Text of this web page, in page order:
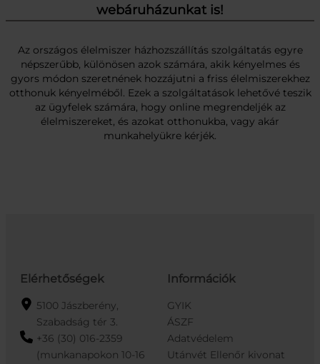
webáruházunkat is!
Az országos élelmiszer házhozszállítás szolgáltatás egyre
népszerűbb, különösen azok számára, akik kényelmes és
gyors módon szeretnének hozzájutni a friss élelmiszerekhez
otthonuk kényelméből. Ezek a szolgáltatások lehetővé teszik
az ügyfelek számára, hogy online megrendeljék az
élelmiszereket, és azokat otthonukba, vagy akár
munkahelyükre kérjék.
Elérhetőségek
5100 Jászberény,
Szabadság tér 3.
+36 (30) 016-2359
(munkanapokon 10-16
Információk
GYIK
ÁSZF
Adatvédelem
Utánvét Ellenőr kivonat